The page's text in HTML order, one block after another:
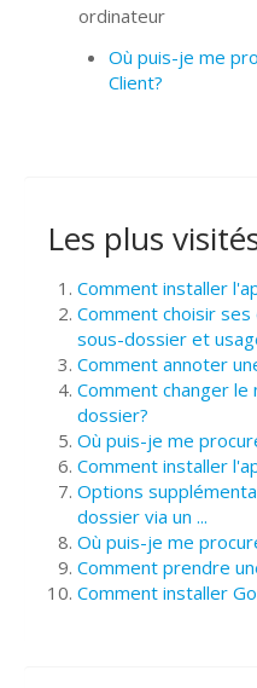
ordinateur
Où puis-je me
Client?
Les plus
Comment installer
Comment choisir
sous-dossier et
Comment annoter
Comment changer
dossier?
Où puis-je me
Comment installer
Options
dossier via un ...
Où puis-je me
Comment prendre
Comment installer